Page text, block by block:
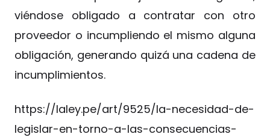
viéndose obligado a contratar con otro
proveedor o incumpliendo el mismo alguna
obligación, generando quizá una cadena de
incumplimientos.
https://laley.pe/art/9525/la-necesidad-de-
legislar-en-torno-a-las-consecuencias-